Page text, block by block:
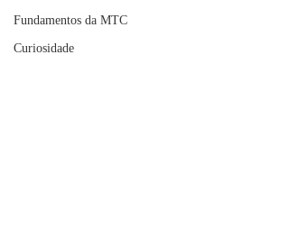
Fundamentos da MTC
Curiosidade